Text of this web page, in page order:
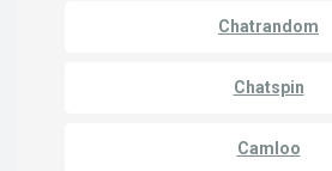
Chatrandom
Chatspin
Camloo